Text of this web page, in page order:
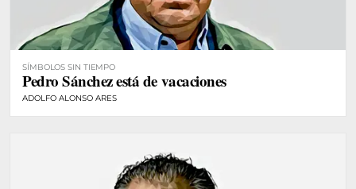
SÍMBOLOS SIN TIEMPO
Pedro Sánchez está de vacaciones
ADOLFO ALONSO ARES